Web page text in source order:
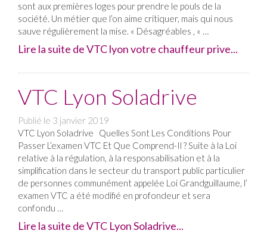
sont aux premières loges pour prendre le pouls de la
société. Un métier que l’on aime critiquer, mais qui nous
sauve régulièrement la mise. « Désagréables , « …
Lire la suite de VTC lyon votre chauffeur prive...
VTC Lyon Soladrive
Publié le 3 janvier 2019
VTC Lyon Soladrive Quelles Sont Les Conditions Pour
Passer L’examen VTC Et Que Comprend-Il ? Suite à la Loi
relative à la régulation, à la responsabilisation et à la
simplification dans le secteur du transport public particulier
de personnes communément appelée Loi Grandguillaume, l’
examen VTC a été modifié en profondeur et sera
confondu …
Lire la suite de VTC Lyon Soladrive...